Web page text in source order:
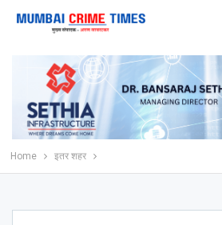
Home इतर शहर